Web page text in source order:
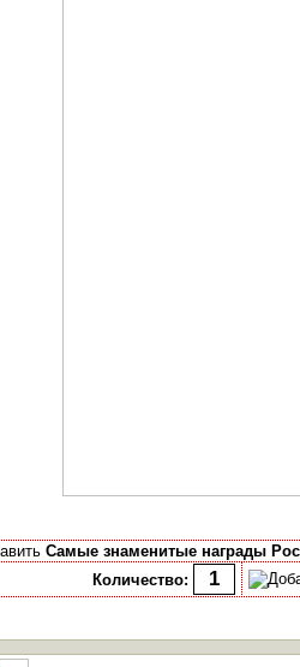
Самые знаменитые награды
Количество: